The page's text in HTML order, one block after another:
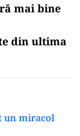
mai bine
din ultima
un miracol